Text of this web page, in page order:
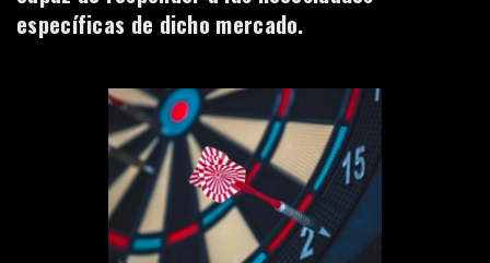
específicas de dicho mercado.